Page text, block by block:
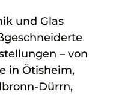
und Glas
– von
in Ötisheim,
Dürrn,